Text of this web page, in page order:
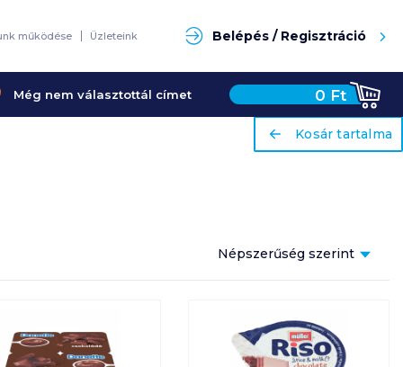
működése Üzleteink Belépés / Regisztráció
Még nem választottál címet 0 Ft
ariaLabel
Kosár tartalma
Népszerűség szerint
Ár szerint növekvő